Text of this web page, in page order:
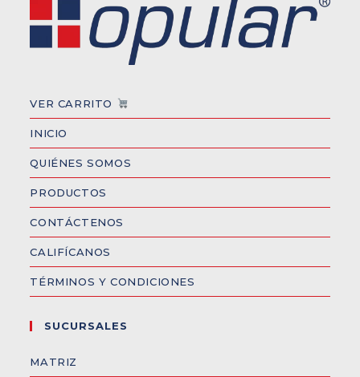
VER CARRITO
INICIO
QUIÉNES SOMOS
PRODUCTOS
CONTÁCTENOS
CALIFÍCANOS
TÉRMINOS Y CONDICIONES
SUCURSALES
MATRIZ